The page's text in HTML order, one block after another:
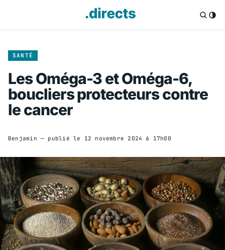
SANTÉ
Les Oméga-3 et Oméga-6,
boucliers protecteurs contre
le cancer
Benjamin — publié le 12 novembre 2024 à 17h00